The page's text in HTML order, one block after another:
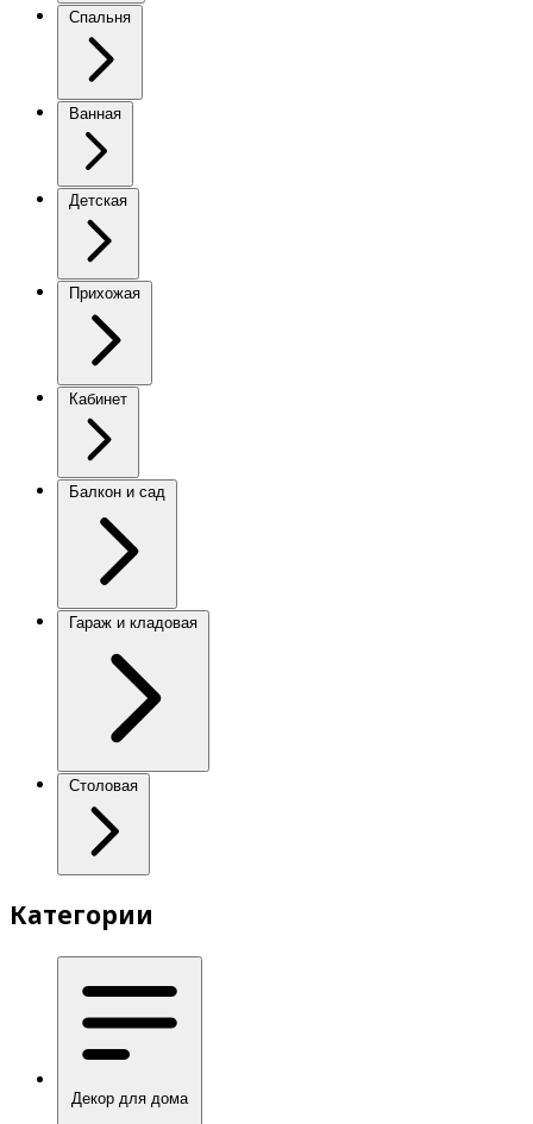
Спальня
Ванная
Детская
Прихожая
Кабинет
Балкон и сад
Гараж и кладовая
Столовая
Категории
Декор для дома